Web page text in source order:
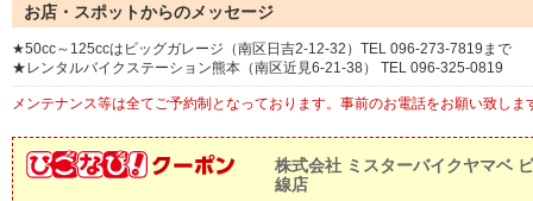
お店・スポットからのメッセージ
★50cc～125ccはビッグガレージ（南区日吉2-12-32）TEL 096-273-7819まで
★レンタルバイクステーション熊本（南区近見6-21-38） TEL 096-325-0819
メンテナンス等は全てご予約制となっております。事前のお電話をお願い致しま
株式会社 ミスターバイクヤマベ
線店